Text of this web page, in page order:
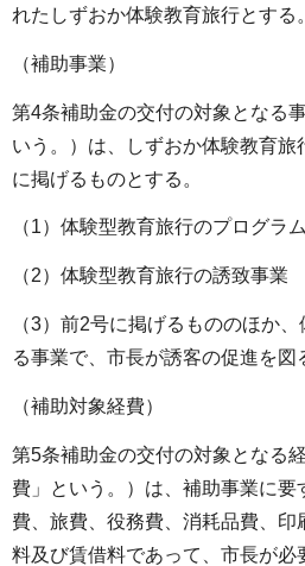
れたしずおか体験教育旅行とする。
（補助事業）
第4条補助金の交付の対象となる
いう。）は、しずおか体験教育旅
に掲げるものとする。
（1）体験型教育旅行のプログラ
（2）体験型教育旅行の誘致事業
（3）前2号に掲げるもののほか
る事業で、市長が誘客の促進を
（補助対象経費）
第5条補助金の交付の対象となる
費」という。）は、補助事業に要
費、旅費、役務費、消耗品費、印
料及び賃借料であって、市長が必